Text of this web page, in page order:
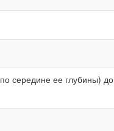
середине ее глубины) до